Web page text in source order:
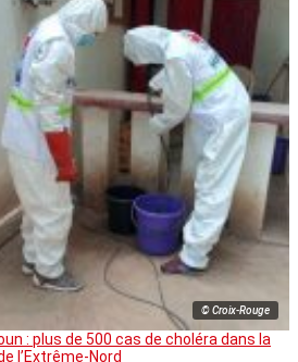
© Croix-Rouge
: plus de 500 cas de choléra dans la
l’Extrême-Nord